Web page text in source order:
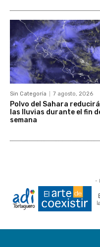
Sin Categoría 7 agosto, 2026
Polvo del Sahara reducirá
las lluvias durante el fin
semana
-